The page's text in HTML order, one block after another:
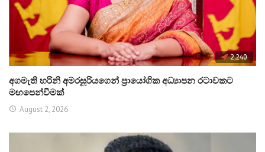
2,240
අගමැති හරිනි අමරසූරියගෙන් ප්‍රායෝගික අධ්‍යාපන රටාවකට
මඟපෙන්වීමක්
August 2, 2026